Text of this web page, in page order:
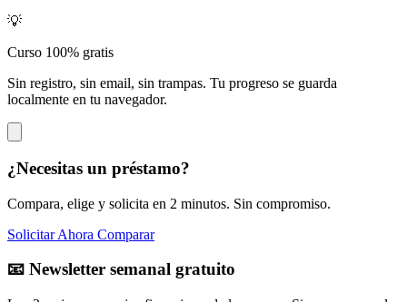
💡
Curso 100% gratis
Sin registro, sin email, sin trampas. Tu progreso se guarda
localmente en tu navegador.
¿Necesitas un préstamo?
Compara, elige y solicita en 2 minutos. Sin compromiso.
Solicitar Ahora Comparar
📧 Newsletter semanal gratuito